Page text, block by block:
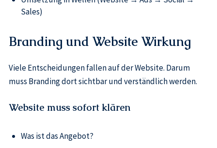
Sales)
Branding und Website Wirkung
Viele Entscheidungen fallen auf der Website. Darum
muss Branding dort sichtbar und verständlich werden.
Website muss sofort klären
Was ist das Angebot?